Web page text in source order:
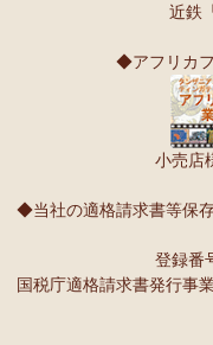
近鉄
◆アフリカ
小売店
◆当社の適格請求書等保
登録番
国税庁適格請求書発行事